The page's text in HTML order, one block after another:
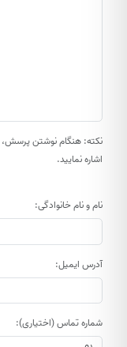
نکته: هنگام نوشتن
اشاره نمایید.
نام و نام خانوادگی:
آدرس ایمیل:
شماره تماس (اختیاری):